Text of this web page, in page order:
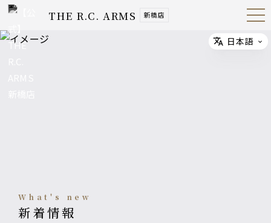
THE R.C. ARMS 新橋店 Open
Navig
what's new
新着情報
Select
日本語